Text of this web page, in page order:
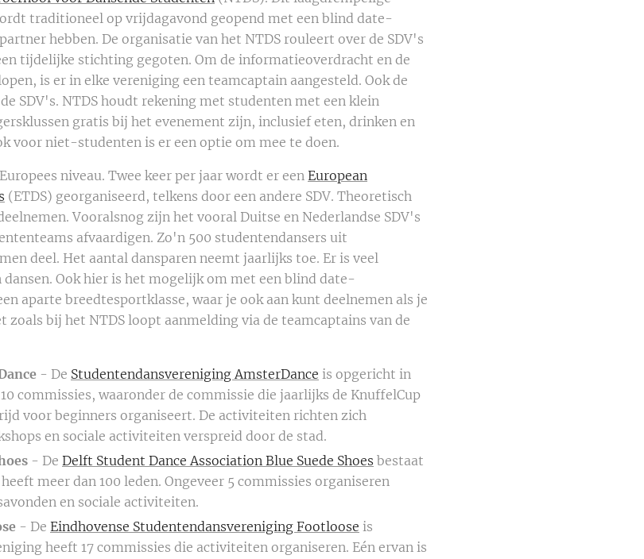
traditioneel op vrijdagavond geopend met een blind date-
hebben. De organisatie van het NTDS rouleert over de SDV's
tijdelijke stichting gegoten. Om de informatieoverdracht en de
is er in elke vereniging een teamcaptain aangesteld. Ook de
SDV's. NTDS houdt rekening met studenten met een klein
gratis bij het evenement zijn, inclusief eten, drinken en
voor niet-studenten is er een optie om mee te doen.
niveau. Twee keer per jaar wordt er een European
(ETDS) georganiseerd, telkens door een andere SDV. Theoretisch
Vooralsnog zijn het vooral Duitse en Nederlandse SDV's
afvaardigen. Zo'n 500 studentendansers uit
deel. Het aantal dansparen neemt jaarlijks toe. Er is veel
dansen. Ook hier is het mogelijk om met een blind date-
aparte breedtesportklasse, waar je ook aan kunt deelnemen als je
zoals bij het NTDS loopt aanmelding via de teamcaptains van de
- De Studentendansvereniging AmsterDance is opgericht in
commissies, waaronder de commissie die jaarlijks de KnuffelCup
voor beginners organiseert. De activiteiten richten zich
en sociale activiteiten verspreid door de stad.
- De Delft Student Dance Association Blue Suede Shoes bestaat
meer dan 100 leden. Ongeveer 5 commissies organiseren
en sociale activiteiten.
- De Eindhovense Studentendansvereniging Footloose is
heeft 17 commissies die activiteiten organiseren. Eén ervan is